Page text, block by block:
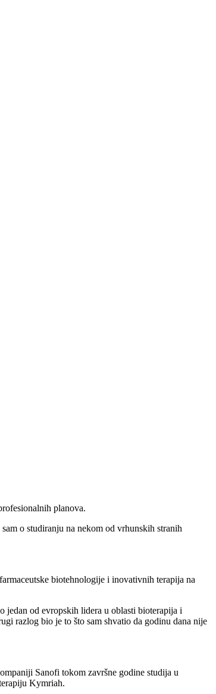
planova.
o studiranju na nekom od vrhunskih stranih
biotehnologije i inovativnih terapija na
jedan od evropskih lidera u oblasti bioterapija i
razlog bio je to što sam shvatio da godinu dana nije
Sanofi tokom završne godine studija u
Kymriah.